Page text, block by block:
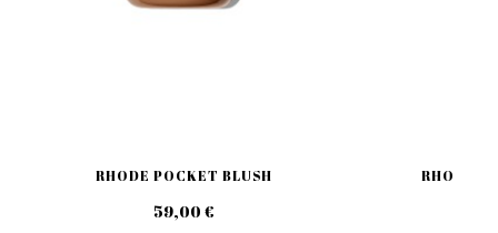
RHODE POCKET BLUSH
59,00 €
RHODE